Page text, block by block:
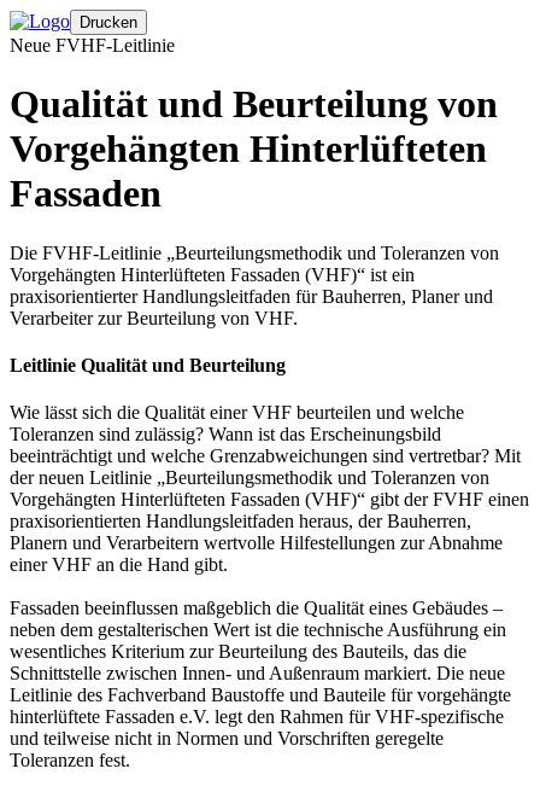
Drucken
Neue FVHF-Leitlinie
Qualität und Beurteilung von
Vorgehängten Hinterlüfteten
Fassaden
Die FVHF-Leitlinie „Beurteilungsmethodik und Toleranzen von
Vorgehängten Hinterlüfteten Fassaden (VHF)“ ist ein
praxisorientierter Handlungsleitfaden für Bauherren, Planer und
Verarbeiter zur Beurteilung von VHF.
Leitlinie Qualität und Beurteilung
Wie lässt sich die Qualität einer VHF beurteilen und welche
Toleranzen sind zulässig? Wann ist das Erscheinungsbild
beeinträchtigt und welche Grenzabweichungen sind vertretbar? Mit
der neuen Leitlinie „Beurteilungsmethodik und Toleranzen von
Vorgehängten Hinterlüfteten Fassaden (VHF)“ gibt der FVHF einen
praxisorientierten Handlungsleitfaden heraus, der Bauherren,
Planern und Verarbeitern wertvolle Hilfestellungen zur Abnahme
einer VHF an die Hand gibt.
Fassaden beeinflussen maßgeblich die Qualität eines Gebäudes –
neben dem gestalterischen Wert ist die technische Ausführung ein
wesentliches Kriterium zur Beurteilung des Bauteils, das die
Schnittstelle zwischen Innen- und Außenraum markiert. Die neue
Leitlinie des Fachverband Baustoffe und Bauteile für vorgehängte
hinterlüftete Fassaden e.V. legt den Rahmen für VHF-spezifische
und teilweise nicht in Normen und Vorschriften geregelte
Toleranzen fest.